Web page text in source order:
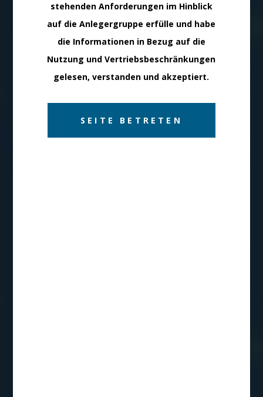
stehenden Anforderungen im Hinblick
auf die Anlegergruppe erfülle und habe
die Informationen in Bezug auf die
Nutzung und Vertriebsbeschränkungen
gelesen, verstanden und akzeptiert.